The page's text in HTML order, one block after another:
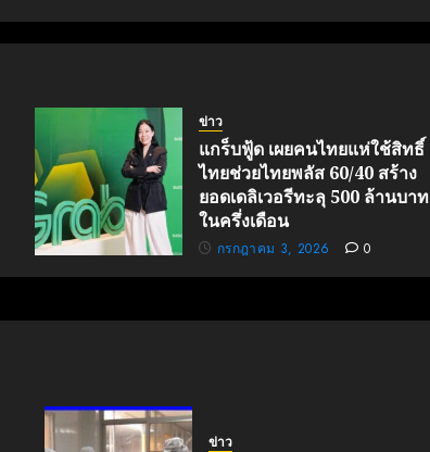
ข่าว
แกร็บฟู้ด เผยคนไทยแห่ใช้สิทธิ์
ไทยช่วยไทยพลัส 60/40 สร้าง
ยอดเดลิเวอรีทะลุ 500 ล้านบาท
ในครึ่งเดือน
กรกฎาคม 3, 2026 0
ข่าว